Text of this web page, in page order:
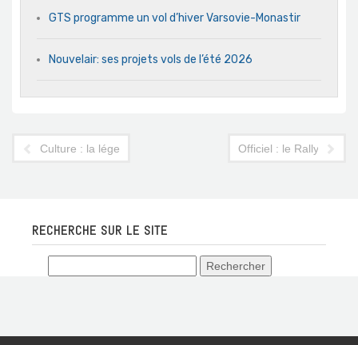
GTS programme un vol d’hiver Varsovie-Monastir
Nouvelair: ses projets vols de l’été 2026
Culture : la légende Earth Wind & Fire à TunisOfficiel : le Rallye de
RECHERCHE SUR LE SITE